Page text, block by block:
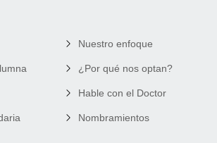
Nuestro enfoque
¿Por qué nos optan?
Hable con el Doctor
Nombramientos